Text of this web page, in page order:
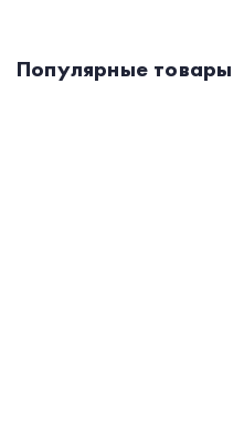
Популярные товары